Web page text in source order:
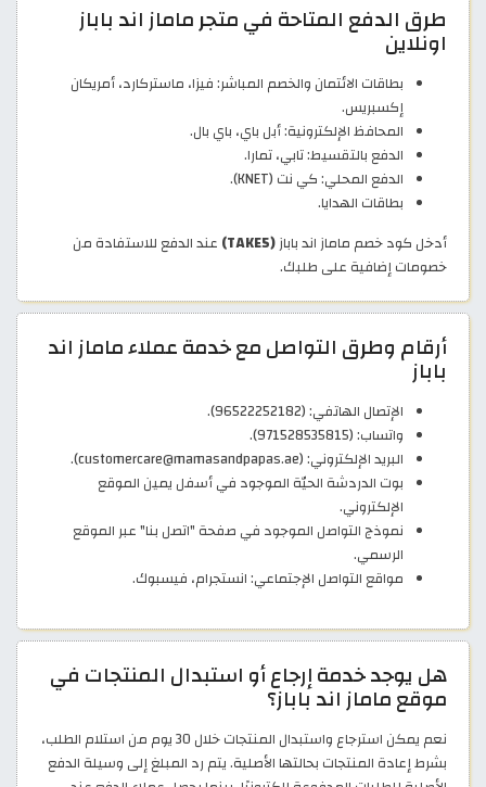
طرق الدفع المتاحة في متجر ماماز اند باباز
اونلاين
بطاقات الائتمان والخصم المباشر: فيزا، ماستركارد، أمريكان
إكسبريس.
المحافظ الإلكترونية: أبل باي، باي بال.
الدفع بالتقسيط: تابي، تمارا.
الدفع المحلي: كي نت (KNET).
بطاقات الهدايا.
أدخل كود خصم ماماز اند باباز(TAKE5)
عند الدفع للاستفادة من
خصومات إضافية على طلبك.
أرقام وطرق التواصل مع خدمة عملاء ماماز اند
باباز
الإتصال الهاتفي: (96522252182).
واتساب: (971528535815).
البريد الإلكتروني: (customercare@mamasandpapas.ae).
بوت الدردشة الحيّة الموجود في أسفل يمين الموقع
الإلكتروني.
نموذج التواصل الموجود في صفحة "اتصل بنا" عبر الموقع
الرسمي.
مواقع التواصل الإجتماعي: انستجرام، فيسبوك.
هل يوجد خدمة إرجاع أو استبدال المنتجات في
موقع ماماز اند باباز؟
نعم يمكن استرجاع واستبدال المنتجات خلال 30 يوم من استلام الطلب،
بشرط إعادة المنتجات بحالتها الأصلية. يتم رد المبلغ إلى وسيلة الدفع